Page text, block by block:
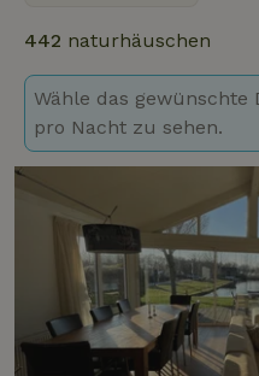
442 naturhäuschen
Wähle das
pro Nacht zu sehen.